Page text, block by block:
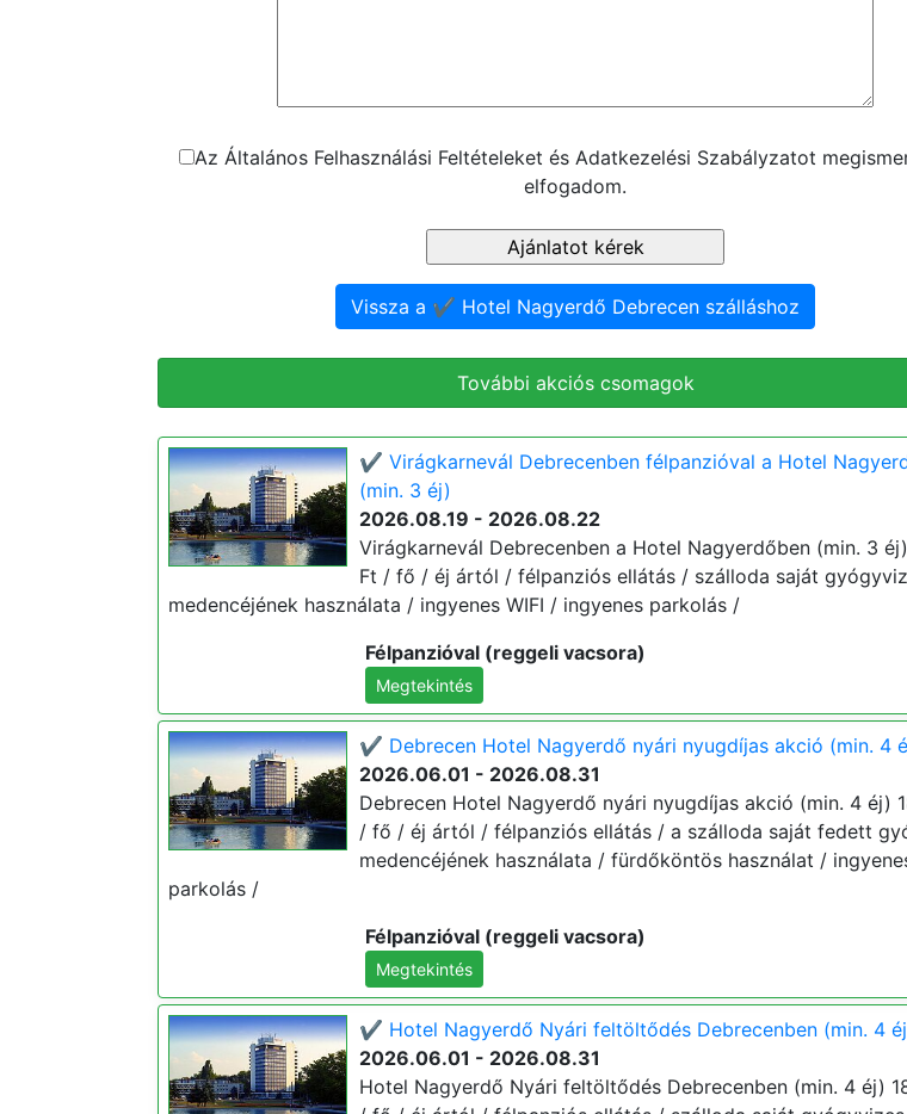
Az Általános Felhasználási Feltételeket és Adatkezelési Szabályzatot
elfogadom.
Vissza a ✔️ Hotel Nagyerdő Debrecen szálláshoz
További akciós csomagok
✔️ Virágkarnevál Debrecenben félpanzióval a Hotel
(min. 3 éj)
2026.08.19 - 2026.08.22
Virágkarnevál Debrecenben a Hotel Nagyerdőben (min. 3
Ft / fő / éj ártól / félpanziós ellátás / szálloda saját
medencéjének használata / ingyenes WIFI / ingyenes parkolás /
Félpanzióval (reggeli vacsora)
Megtekintés
✔️ Debrecen Hotel Nagyerdő nyári nyugdíjas akció (min. 4
2026.06.01 - 2026.08.31
Debrecen Hotel Nagyerdő nyári nyugdíjas akció (min. 4 éj)
/ fő / éj ártól / félpanziós ellátás / a szálloda saját fedett
medencéjének használata / fürdőköntös használat /
parkolás /
Félpanzióval (reggeli vacsora)
Megtekintés
✔️ Hotel Nagyerdő Nyári feltöltődés Debrecenben (min. 4
2026.06.01 - 2026.08.31
Hotel Nagyerdő Nyári feltöltődés Debrecenben (min. 4 éj)